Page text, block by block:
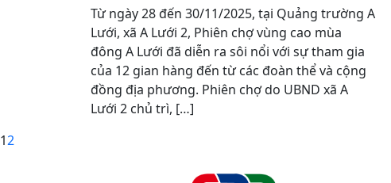
Từ ngày 28 đến 30/11/2025, tại Quảng trường A
Lưới, xã A Lưới 2, Phiên chợ vùng cao mùa
đông A Lưới đã diễn ra sôi nổi với sự tham gia
của 12 gian hàng đến từ các đoàn thể và cộng
đồng địa phương. Phiên chợ do UBND xã A
Lưới 2 chủ trì, […]
12